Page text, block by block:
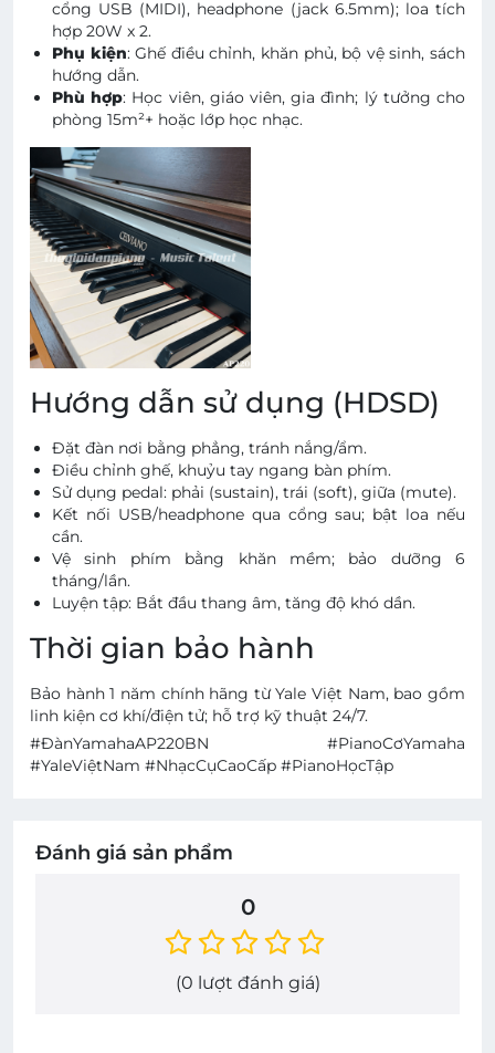
cổng USB (MIDI), headphone (jack 6.5mm); loa tích
hợp 20W x 2.
Phụ kiện: Ghế điều chỉnh, khăn phủ, bộ vệ sinh, sách
hướng dẫn.
Phù hợp: Học viên, giáo viên, gia đình; lý tưởng cho
phòng 15m²+ hoặc lớp học nhạc.
Hướng dẫn sử dụng (HDSD)
Đặt đàn nơi bằng phẳng, tránh nắng/ẩm.
Điều chỉnh ghế, khuỷu tay ngang bàn phím.
Sử dụng pedal: phải (sustain), trái (soft), giữa (mute).
Kết nối USB/headphone qua cổng sau; bật loa nếu
cần.
Vệ sinh phím bằng khăn mềm; bảo dưỡng 6
tháng/lần.
Luyện tập: Bắt đầu thang âm, tăng độ khó dần.
Thời gian bảo hành
Bảo hành 1 năm chính hãng từ Yale Việt Nam, bao gồm
linh kiện cơ khí/điện tử; hỗ trợ kỹ thuật 24/7.
#ĐànYamahaAP220BN #PianoCơYamaha
#YaleViệtNam #NhạcCụCaoCấp #PianoHọcTập
Đánh giá sản phẩm
0
(0 lượt đánh giá)